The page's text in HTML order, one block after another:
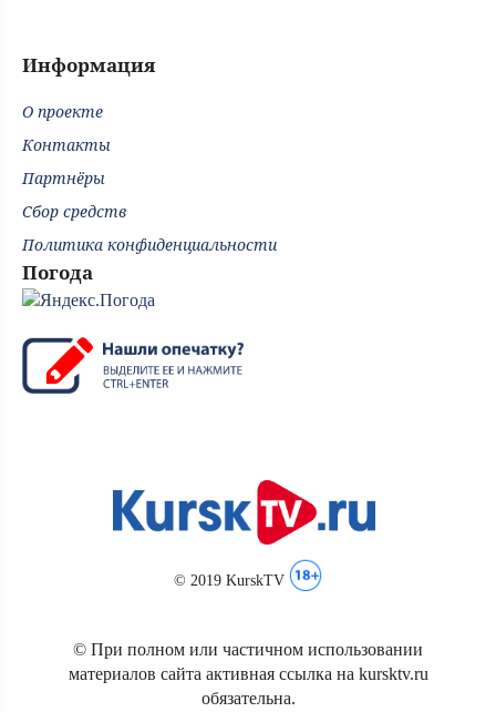
Информация
О проекте
Контакты
Партнёры
Сбор средств
Политика конфиденциальности
Погода
© 2019 KurskTV
© При полном или частичном использовании
материалов сайта активная ссылка на kursktv.ru
обязательна.